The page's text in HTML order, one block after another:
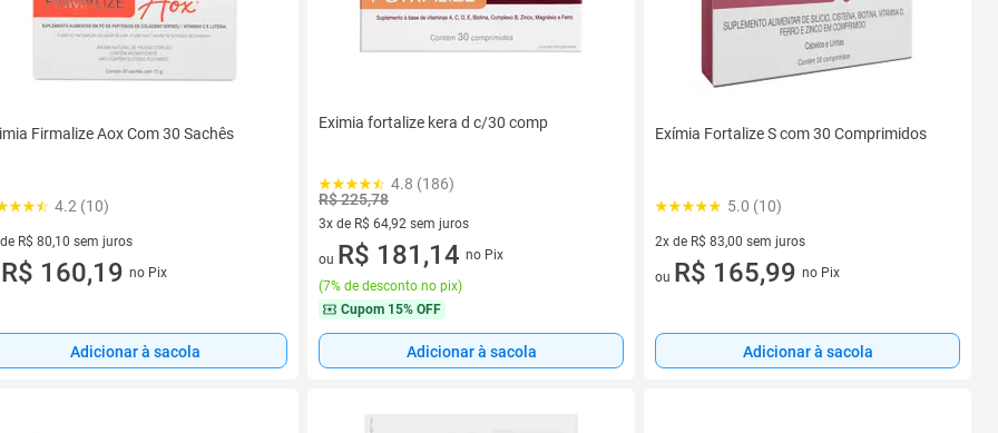
Firmalize Aox Com 30 Sachês
4.2 (10)
R$ 80,10 sem juros
de R$ 80,10 sem juros
R$ 160,19 no Pix
Adicionar à sacola
Eximia fortalize kera d c/30 comp
4.8 (186)
R$ 225,78
3x de R$ 64,92 sem juros
3 vez de R$ 64,92 sem juros
ou R$ 181,14 no Pix
(7% de desconto no pix)
Cupom 15% OFF
Adicionar à sacola
Exímia Fortalize S com 30 Comprimidos
5.0 (10)
2x de R$ 83,00 sem juros
2 vez de R$ 83,00 sem juros
ou R$ 165,99 no Pix
Adicionar à sacola